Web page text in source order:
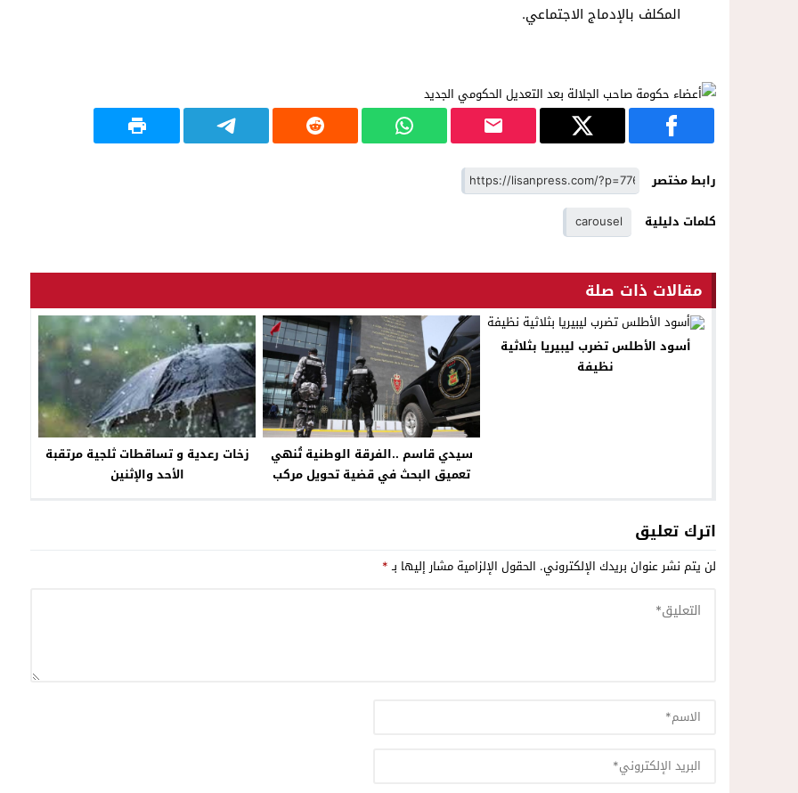
المكلف بالإدماج الاجتماعي.
رابط مختصر
كلمات دليلية
carousel
مقالات ذات صلة
أسود الأطلس تضرب ليبيريا بثلاثية
نظيفة
سيدي قاسم ..الفرقة الوطنية تُنهي
تعميق البحث في قضية تحويل مركب
زخات رعدية و تساقطات ثلجية مرتقبة
الأحد والإثنين
اترك تعليق
لن يتم نشر عنوان بريدك الإلكتروني. الحقول الإلزامية مشار إليها بـ*